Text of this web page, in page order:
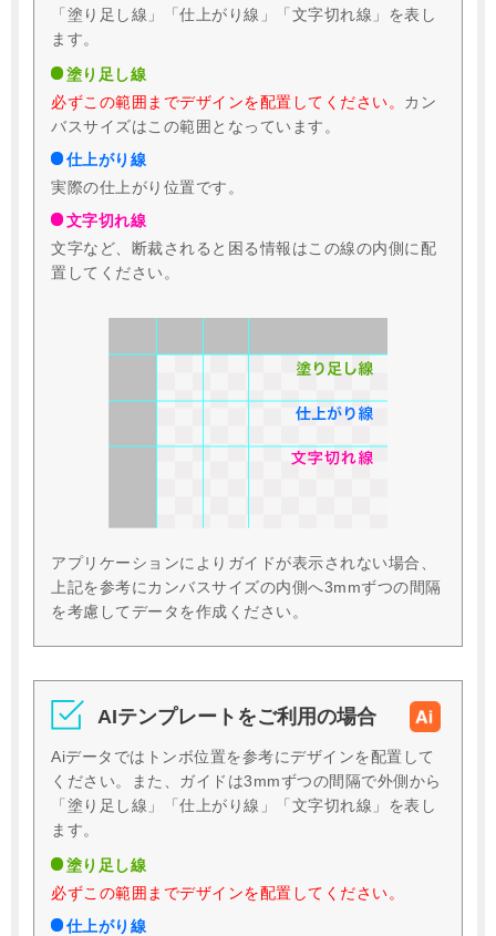
「塗り足し線」「仕上がり線」「文字切れ線」を表し
ます。
塗り足し線
必ずこの範囲までデザインを配置してください。 カン
バスサイズはこの範囲となっています。
仕上がり線
実際の仕上がり位置です。
文字切れ線
文字など、断裁されると困る情報はこの線の内側に配
置してください。
アプリケーションによりガイドが表示されない場合、
上記を参考にカンバスサイズの内側へ3mmずつの間隔
を考慮してデータを作成ください。
AIテンプレートをご利用の場合
Aiデータではトンボ位置を参考にデザインを配置して
ください。
また、ガイドは3mmずつの間隔で外側から
「塗り足し線」「仕上がり線」「文字切れ線」を表し
ます。
塗り足し線
必ずこの範囲までデザインを配置してください。
仕上がり線